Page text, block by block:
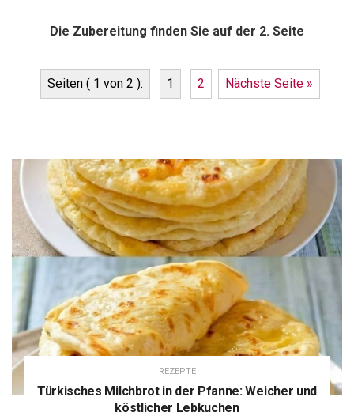
Die Zubereitung finden Sie auf der 2. Seite
Seiten ( 1 von 2 ): 1 2 Nächste Seite »
REZEPTE
Türkisches Milchbrot in der Pfanne: Weicher und
köstlicher Lebkuchen